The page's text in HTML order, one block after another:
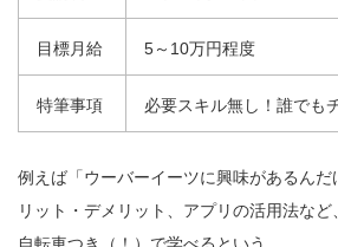
目標月給 5～10万円程度
特筆事項 必要スキル無し！誰でも
例えば「ウーバーイーツに興味があるんだ
リット・デメリット、アプリの活用法など